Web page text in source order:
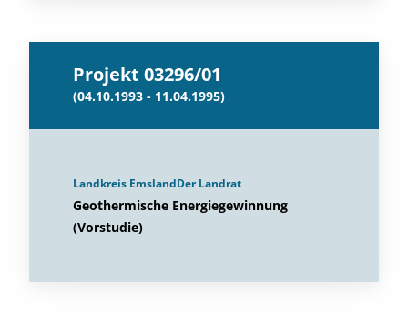
Projekt 03296/01
(04.10.1993 - 11.04.1995)
Landkreis EmslandDer Landrat
Geothermische Energiegewinnung
(Vorstudie)